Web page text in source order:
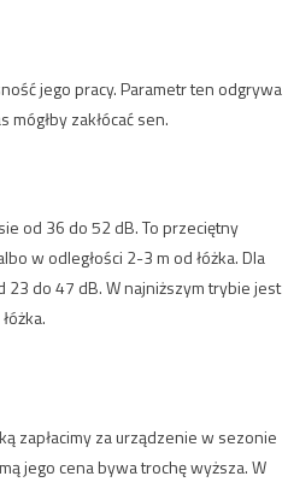
jego pracy. Parametr ten odgrywa
zakłócać sen.
od 36 do 52 dB. To przeciętny
w odległości 2-3 m od łóżka. Dla
23 do 47 dB. W najniższym trybie jest
zapłacimy za urządzenie w sezonie
jego cena bywa trochę wyższa. W